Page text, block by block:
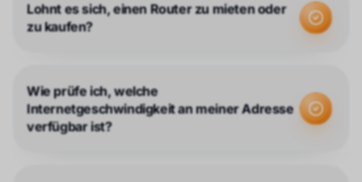
Lohnt es sich, einen Router zu mieten oder
zu kaufen?
Wie prüfe ich, welche
Internetgeschwindigkeit an meiner Adresse
verfügbar ist?